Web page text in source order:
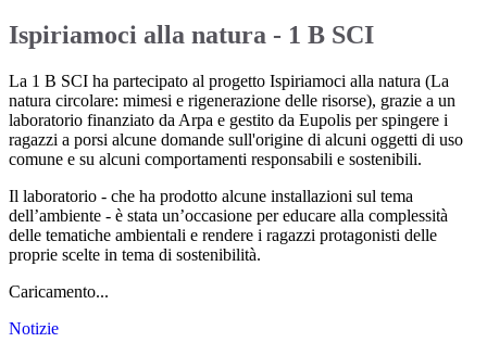
Ispiriamoci alla natura - 1 B SCI
La 1 B SCI ha partecipato al progetto Ispiriamoci alla natura (La
natura circolare: mimesi e rigenerazione delle risorse), grazie a un
laboratorio finanziato da Arpa e gestito da Eupolis per spingere i
ragazzi a porsi alcune domande sull'origine di alcuni oggetti di uso
comune e su alcuni comportamenti responsabili e sostenibili.
Il laboratorio - che ha prodotto alcune installazioni sul tema
dell’ambiente - è stata un’occasione per educare alla complessità
delle tematiche ambientali e rendere i ragazzi protagonisti delle
proprie scelte in tema di sostenibilità.
Caricamento...
Notizie